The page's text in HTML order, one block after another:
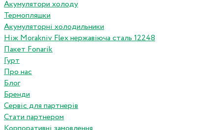
Акумулятори холоду
Термопляшки
Акумуляторні холодильники
Ніж Morakniv Flex нержавіюча сталь 12248
Пакет Fonarik
Гурт
Про нас
Блог
Бренди
Сервіс для партнерів
Стати партнером